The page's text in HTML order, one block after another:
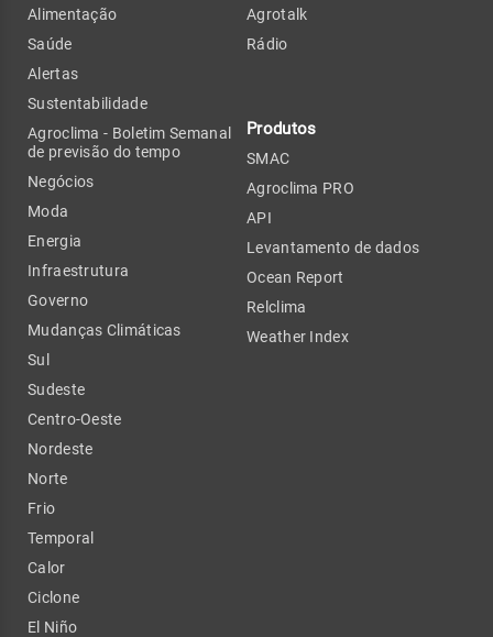
Alimentação
Saúde
Alertas
Sustentabilidade
Agroclima - Boletim Semanal
de previsão do tempo
Negócios
Moda
Energia
Infraestrutura
Governo
Mudanças Climáticas
Sul
Sudeste
Centro-Oeste
Nordeste
Norte
Frio
Temporal
Calor
Ciclone
El Niño
Agrotalk
Rádio
Produtos
SMAC
Agroclima PRO
API
Levantamento de dados
Ocean Report
Relclima
Weather Index